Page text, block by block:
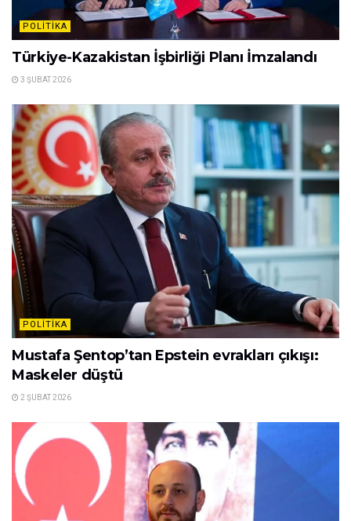
POLITIKA
Türkiye-Kazakistan İşbirliği Planı İmzalandı
3 ŞUBAT 2026
POLITIKA
Mustafa Şentop’tan Epstein evrakları çıkışı:
Maskeler düştü
2 ŞUBAT 2026